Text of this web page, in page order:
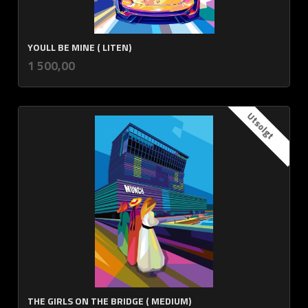
YOULL BE MINE ( LITEN)
Pris
1 500,00mva.
THE GIRLS ON THE BRIDGE ( MEDIUM)
Utsolgt